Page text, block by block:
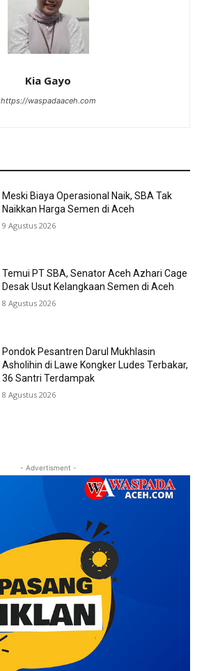
Kia Gayo
https://waspadaaceh.com
Meski Biaya Operasional Naik, SBA Tak
Naikkan Harga Semen di Aceh
9 Agustus 2026
Temui PT SBA, Senator Aceh Azhari Cage
Desak Usut Kelangkaan Semen di Aceh
8 Agustus 2026
Pondok Pesantren Darul Mukhlasin
Asholihin di Lawe Kongker Ludes Terbakar,
36 Santri Terdampak
8 Agustus 2026
- Advertisment -